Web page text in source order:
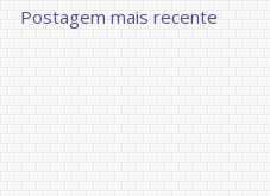
Postagem mais recente